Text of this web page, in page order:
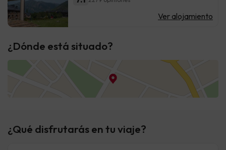
Ver alojamiento
¿Dónde está situado?
¿Qué disfrutarás en tu viaje?